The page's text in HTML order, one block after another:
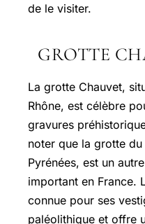
de le visiter.
GROTTE
La grotte Chauvet,
Rhône, est célèbre
gravures
noter que la grotte du
Pyrénées, est un
important en France.
connue pour ses
paléolithique et offre